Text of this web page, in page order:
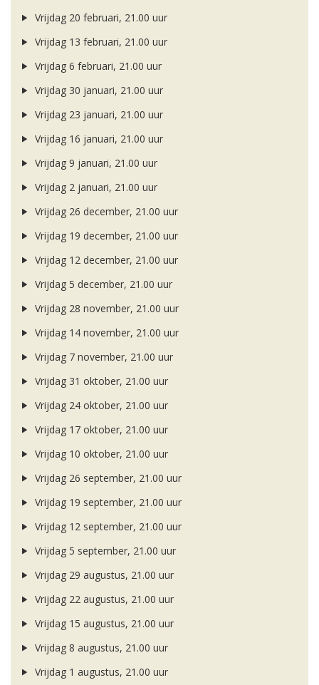
Vrijdag 20 februari, 21.00 uur
Vrijdag 13 februari, 21.00 uur
Vrijdag 6 februari, 21.00 uur
Vrijdag 30 januari, 21.00 uur
Vrijdag 23 januari, 21.00 uur
Vrijdag 16 januari, 21.00 uur
Vrijdag 9 januari, 21.00 uur
Vrijdag 2 januari, 21.00 uur
Vrijdag 26 december, 21.00 uur
Vrijdag 19 december, 21.00 uur
Vrijdag 12 december, 21.00 uur
Vrijdag 5 december, 21.00 uur
Vrijdag 28 november, 21.00 uur
Vrijdag 14 november, 21.00 uur
Vrijdag 7 november, 21.00 uur
Vrijdag 31 oktober, 21.00 uur
Vrijdag 24 oktober, 21.00 uur
Vrijdag 17 oktober, 21.00 uur
Vrijdag 10 oktober, 21.00 uur
Vrijdag 26 september, 21.00 uur
Vrijdag 19 september, 21.00 uur
Vrijdag 12 september, 21.00 uur
Vrijdag 5 september, 21.00 uur
Vrijdag 29 augustus, 21.00 uur
Vrijdag 22 augustus, 21.00 uur
Vrijdag 15 augustus, 21.00 uur
Vrijdag 8 augustus, 21.00 uur
Vrijdag 1 augustus, 21.00 uur